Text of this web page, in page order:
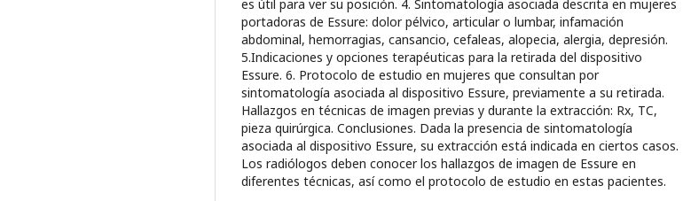
es útil para ver su posición. 4. Sintomatología asociada descrita en mujeres
portadoras de Essure: dolor pélvico, articular o lumbar, infamación
abdominal, hemorragias, cansancio, cefaleas, alopecia, alergia, depresión.
5.Indicaciones y opciones terapéuticas para la retirada del dispositivo
Essure. 6. Protocolo de estudio en mujeres que consultan por
sintomatología asociada al dispositivo Essure, previamente a su retirada.
Hallazgos en técnicas de imagen previas y durante la extracción: Rx, TC,
pieza quirúrgica. Conclusiones. Dada la presencia de sintomatología
asociada al dispositivo Essure, su extracción está indicada en ciertos casos.
Los radiólogos deben conocer los hallazgos de imagen de Essure en
diferentes técnicas, así como el protocolo de estudio en estas pacientes.